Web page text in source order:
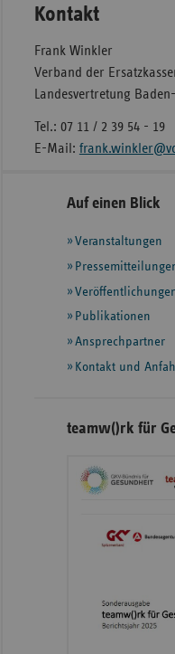
Kontakt
Frank Winkler
Verband der
Landesvertretung
Tel.: 07 11 / 2 39 54 - 19
E-Mail:
Seitennavigation
Seitenleiste
weiteren
Informationen
Auf einen Blick
Veranstaltungen
Publikationen
Ansprechpartner
Kontakt und
teamw()rk für